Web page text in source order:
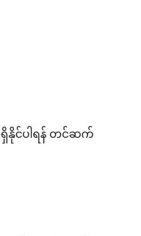
နိုင်ပါရန် တင်ဆက်